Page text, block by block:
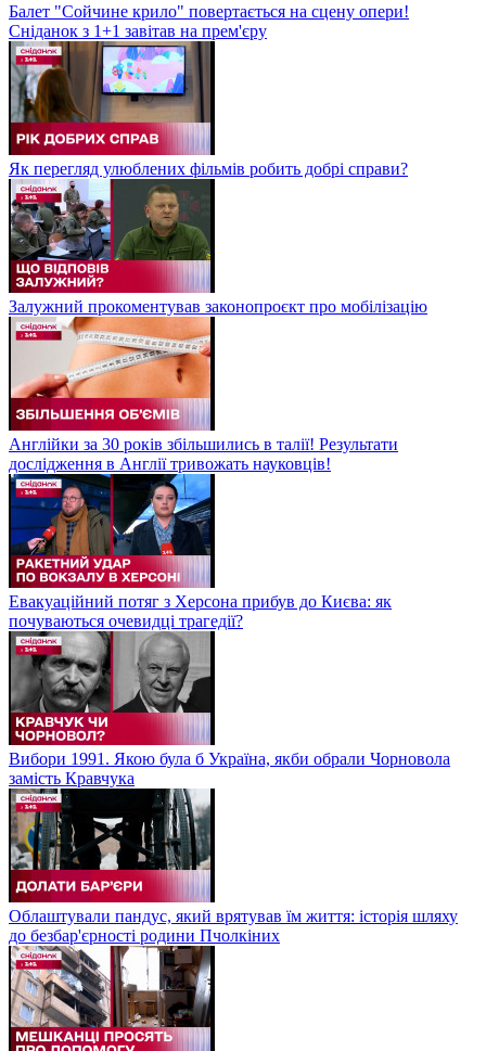
Балет "Сойчине крило" повертається на сцену опери!
Сніданок з 1+1 завітав на прем'єру
Як перегляд улюблених фільмів робить добрі справи?
Залужний прокоментував законопроєкт про мобілізацію
Англійки за 30 років збільшились в талії! Результати
дослідження в Англії тривожать науковців!
Евакуаційний потяг з Херсона прибув до Києва: як
почуваються очевидці трагедії?
Вибори 1991. Якою була б Україна, якби обрали Чорновола
замість Кравчука
Облаштували пандус, який врятував їм життя: історія шляху
до безбар'єрності родини Пчолкіних